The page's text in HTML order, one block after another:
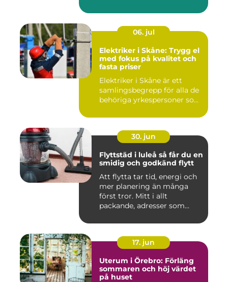
06. jul
Elektriker i Skåne: Trygg el
med fokus på kvalitet och
fasta priser
Elektriker i Skåne är ett
samlingsbegrepp för alla de
behöriga yrkespersoner so...
30. jun
Flyttstäd i luleå så får du en
smidig och godkänd flytt
Att flytta tar tid, energi och
mer planering än många
först tror. Mitt i allt
packande, adresser som...
17. jun
Uterum i Örebro: Förläng
sommaren och höj värdet
på huset